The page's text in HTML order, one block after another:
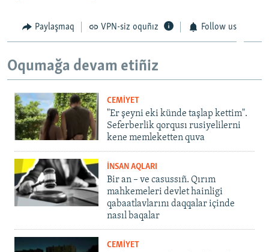
Paylaşmaq VPN-siz oquñız Follow us
Oqumağa devam etiñiz
CEMİYET
"Er şeyni eki künde taşlap kettim".
Seferberlik qorqusı rusiyelilerni
kene memleketten quva
İNSAN AQLARI
Bir an – ve casussıñ. Qırım
mahkemeleri devlet hainligi
qabaatlavlarını daqqalar içinde
nasıl baqalar
CEMİYET